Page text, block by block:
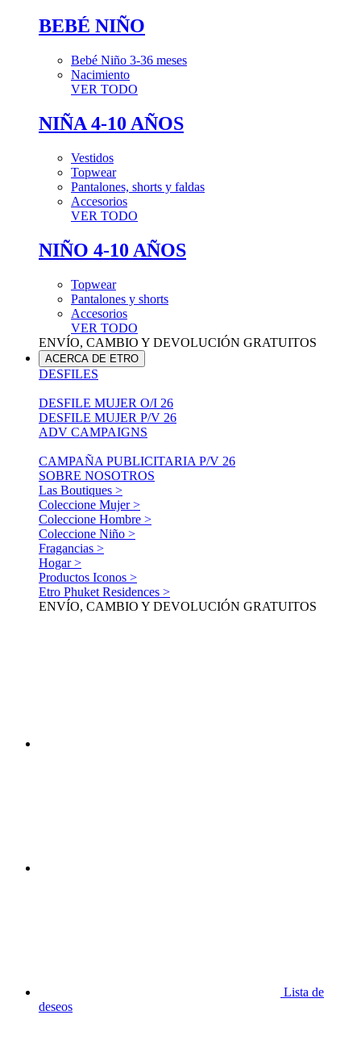
BEBÉ NIÑO
Bebé Niño 3-36 meses
Nacimiento
VER TODO
NIÑA 4-10 AÑOS
Vestidos
Topwear
Pantalones, shorts y faldas
Accesorios
VER TODO
NIÑO 4-10 AÑOS
Topwear
Pantalones y shorts
Accesorios
VER TODO
ENVÍO, CAMBIO Y DEVOLUCIÓN GRATUITOS
ACERCA DE ETRO
DESFILES
DESFILE MUJER O/I 26
DESFILE MUJER P/V 26
ADV CAMPAIGNS
CAMPAÑA PUBLICITARIA P/V 26
SOBRE NOSOTROS
Las Boutiques >
Coleccione Mujer >
Coleccione Hombre >
Coleccione Niño >
Fragancias >
Hogar >
Productos Iconos >
Etro Phuket Residences >
ENVÍO, CAMBIO Y DEVOLUCIÓN GRATUITOS
Lista de
deseos